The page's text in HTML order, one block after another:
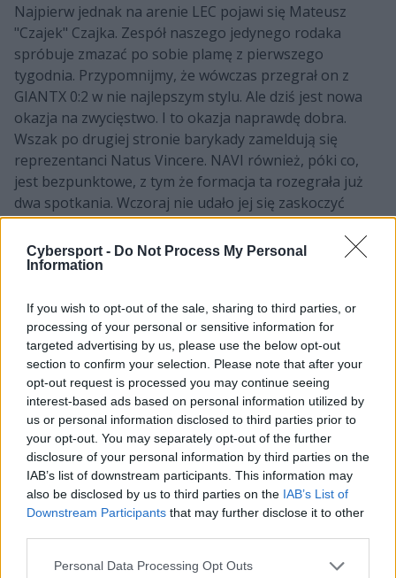
Cybersport - Do Not Process My Personal
Information
If you wish to opt-out of the sale, sharing to third parties, or
processing of your personal or sensitive information for
targeted advertising by us, please use the below opt-out
section to confirm your selection. Please note that after your
opt-out request is processed you may continue seeing
interest-based ads based on personal information utilized by
us or personal information disclosed to third parties prior to
your opt-out. You may separately opt-out of the further
disclosure of your personal information by third parties on the
IAB’s list of downstream participants. This information may
also be disclosed by us to third parties on the IAB’s List of
Downstream Participants that may further disclose it to other
Personal Data Processing Opt Outs
Najpierw jednak na arenie LEC pojawi się Mateusz
"Czajek" Czajka. Zespół naszego jedynego rodaka
spróbuje zmazać po sobie plamę z pierwszego
tygodnia. Przypomnijmy, że wówczas przegrał on z
GIANTX 0:2 w nie najlepszym stylu. Ale dziś jest nowa
okazja na zwycięstwo. I to okazja naprawdę dobra.
Wszak po drugiej stronie barykady zameldują się
reprezentanci Natus Vincere. NAVI również, póki co,
jest bezpunktowe, z tym że formacja ta rozegrała już
dwa spotkania. Wczoraj nie udało jej się zaskoczyć
Movistar KOI. Trzeba natomiast przyznać, że gracze
ukraińskiej organizacji nie zagrali aż tak źle. Pszczoły
będą musiały mieć się zatem na baczności.
CZYTAJ TEŻ: Finaliści wiosny doszli do głosu, czyli
kącik statystyczny LEC 2025 Summer: edycja
druga
Szlagierowe starcie, odcinek kolejny
Z perspektywy fana LEC znacznie ciekawej zapowiada
się natomiast druga batalia. W niej bowiem G2 Esports
podejmie Fnatic. Obecnie obie drużyny nie zaznały
jeszcze goryczy porażki. A dużo więcej potencjalnych
zagrożeń mieli dotychczas Czarno-Pomarańczowi. Za
nimi wszak rozegrane aż trzy mecze. We wszystkich
zagrali tylko jedno spotkanie, ale jakie! Formacja